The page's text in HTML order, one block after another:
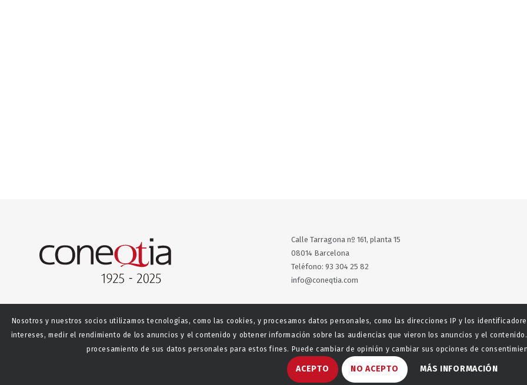
Calle Tarragona nº 161, planta 15
08014 Barcelona
Teléfono: 93 304 25 82
info@coneqtia.com
X LinkedIn
Política de privacidad
Nosotros y nuestros socios utilizamos tecnologías, como las cookies, y procesamos datos personales, como las direcciones IP y los
intereses, medir el rendimiento de los anuncios y el contenido y obtener información sobre las audiencias que vieron los anuncios y el
procesamiento de sus datos personales para estos fines. Puede cambiar de opinión y cambiar sus opciones de
ACEPTO NO ACEPTO MÁS INFORMACIÓN